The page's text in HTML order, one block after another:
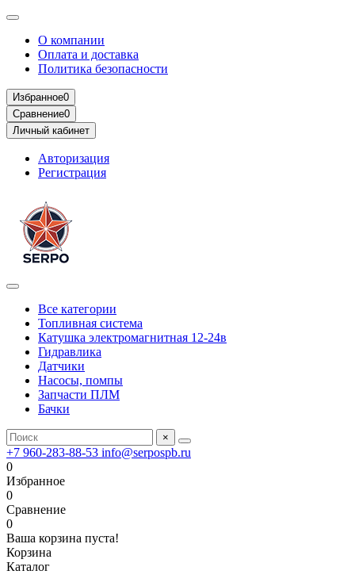
О компании
Оплата и доставка
Политика безопасности
Избранное0
Сравнение0
Личный кабинет
Авторизация
Регистрация
Все категории
Топливная система
Катушка электромагнитная 12-24в
Гидравлика
Датчики
Насосы, помпы
Запчасти ПЛМ
Бачки
×
+7 960-283-88-53 info@serpospb.ru
0
Избранное
0
Сравнение
0
Ваша корзина пуста!
Корзина
Каталог